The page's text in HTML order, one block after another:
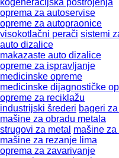
oprema za autoservise
opreme za autopraonice
visokotlačni perači sistemi
auto dizalice
makazaste auto dizalice
opreme za ispravljanje
medicinske opreme
medicinske dijagnostičke
opreme za reciklažu
industrijski šrederi bageri
mašine za obradu metala
strugovi za metal mašine
mašine za rezanje lima
oprema za zavarivanje